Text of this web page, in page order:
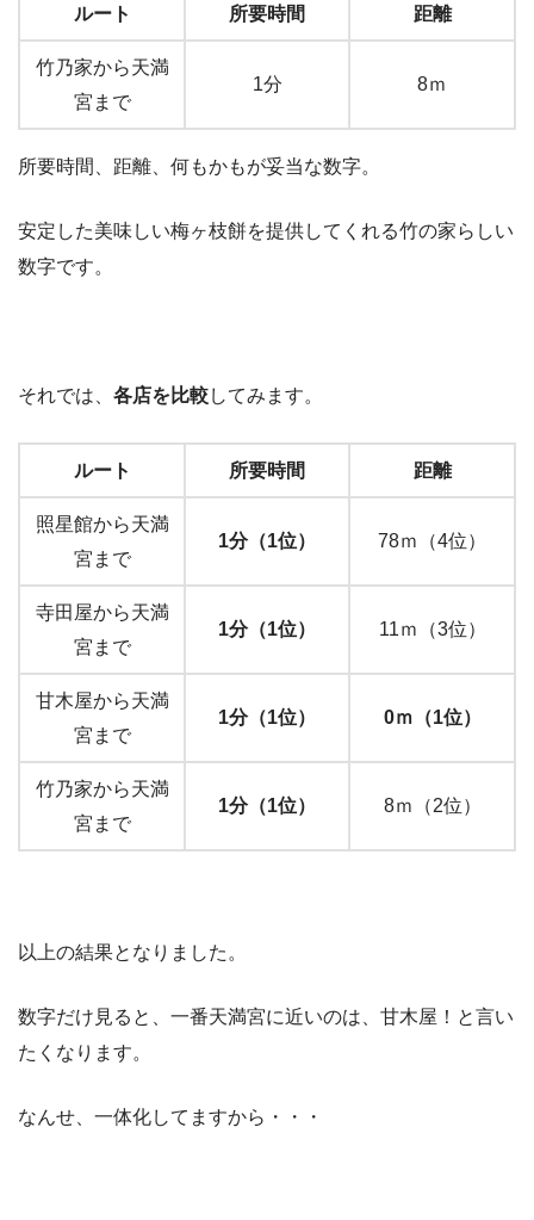
ルート 所要時間 距離
竹乃家から天満
宮まで
1分 8ｍ
所要時間、距離、何もかもが妥当な数字。
安定した美味しい梅ヶ枝餅を提供してくれる竹の家らしい
数字です。
それでは、 各店を比較してみます。
ルート 所要時間 距離
照星館から天満
宮まで
1分（1位） 78ｍ（4位）
寺田屋から天満
宮まで
1分（1位） 11ｍ（3位）
甘木屋から天満
宮まで
1分（1位） 0ｍ（1位）
竹乃家から天満
宮まで
1分（1位） 8ｍ（2位）
以上の結果となりました。
数字だけ見ると、一番天満宮に近いのは、甘木屋！と言い
たくなります。
なんせ、一体化してますから・・・